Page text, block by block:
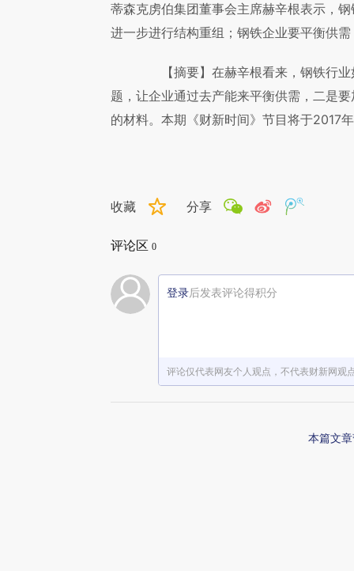
蒂森克虏伯集团董事会主席赫辛根表示，
进一步进行结构重组；钢铁企业要平衡供
【摘要】在赫辛根看来，钢铁行业
题，让企业通过去产能来平衡供需，二是
的材料。本期《财新时间》节目将于2017
收藏 分享
评论区 0
登录后发表评论得积分
评论仅代表网友个人观点，不代表财新网观
本篇文